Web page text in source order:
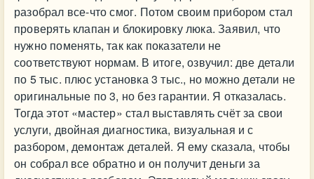
разобрал все-что смог. Потом своим прибором стал
проверять клапан и блокировку люка. Заявил, что
нужно поменять, так как показатели не
соответствуют нормам. В итоге, озвучил: две детали
по 5 тыс. плюс установка 3 тыс., но можно детали не
оригинальные по 3, но без гарантии. Я отказалась.
Тогда этот «мастер» стал выставлять счёт за свои
услуги, двойная диагностика, визуальная и с
разбором, демонтаж деталей. Я ему сказала, чтобы
он собрал все обратно и он получит деньги за